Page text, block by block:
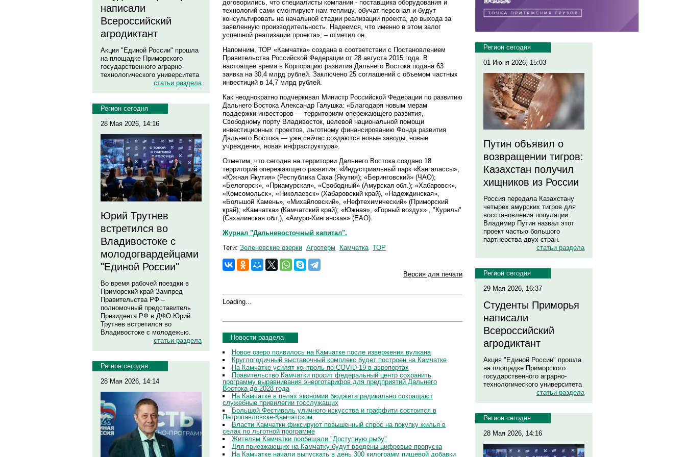
написали
Всероссийский
агродиктант
Акция "Единой России" прошла
на площадке Приморского
государственного аграрно-
технологического университета
статьи раздела
Регион сегодня
28 Мая 2026, 14:16
Юрий Трутнев
встретился во
Владивостоке с
молодогвардейцами
"Единой России"
Во время рабочей поездки в
Приморский край Зампред
Правительства РФ –
полномочный представитель
Президента РФ в ДФО Юрий
Трутнев встретился во
Владивостоке с молодежью.
статьи раздела
Регион сегодня
28 Мая 2026, 14:14
договорились, что специалисты компании - поставщика оборудования и
технологий сами смонтируют нам теплицу, обучат персонал и будут
консультировать на начальной стадии реализации проекта, до выхода за
заявленную производительность. Надеемся, что именно в этом залог
успешной реализации проекта», – отметил он.
Напомним, ТОР «Камчатка» создана в соответствии с Постановлением
Правительства Российской Федерации от 28 августа 2015 года. В
настоящее время в Корпорацию развития Дальнего Востока подана 63
заявка на 30,4 млрд рублей. Заключено 25 соглашений с объемом частных
инвестиций в 14,7 млрд рублей.
Как неоднократно подчеркивал Министр Российской Федерации по развитию
Дальнего Востока Александр Галушка: «Благодаря новым мерам
поддержки инвесторов — территориям опережающего развития,
Свободному порту Владивосток, целевой национальной помощи
инвестиционных проектов, льготному финансированию Фонда развития
Дальнего Востока — уже сейчас создаются новые заводы, новые
учреждения, новая инфраструктура».
Отметим, что сегодня на территории Дальнего Востока создано 18
территорий опережающего развития: «Индустриальный парк «Кангалассы»,
«Южная Якутия» (Республика Саха (Якутия); «Беринговский» (ЧАО);
«Белогорск», «Приамурская», «Свободный» (Амурская обл.); «Хабаровск»,
«Комсомольск», «Николаевск» (Хабаровский край), «Надеждинская»,
«Большой Камень», «Михайловский», «Нефтехимический» (Приморский
край); «Камчатка» (Камчатский край); «Южная», «Горный воздух» , "Курилы"
(Сахалинская обл.), «Амуро-Хинганская» (ЕАО).
Журнал "Дальневосточный капитал".
Теги: Зеленовские озерки Агротерм Камчатка ТОР
Версия для печати
Loading...
Новости раздела
Новое озеро появилось на Камчатке после извержения вулкана
Круглогодичный выставочный комплекс будет построен на Камчатке
На Камчатке усилят контроль по COVID-19 в аэропортах
Правительство Камчатки просит федеральный центр сохранить
программу выравнивания энерготарифов для предприятий Дальнего
Востока до 2028 года
На Камчатке в целях экономии бюджета радикально сокращают
служебные привилегии госслужащих
Большой Фестиваль уличного искусства и граффити состоится в
Петропавловске-Камчатском
Власти Камчатки фиксируют повышенный спрос на покупку жилья в
селах по льготной программе
Жителям Камчатки пообещали "Доступную рыбу"
Для приезжающих на Камчатку будут введены цифровые пропуска
На Камчатке начали выпускать в день 300 килограмм пищевой добавки
Регион сегодня
01 Июня 2026, 15:03
Путин объявил о
возвращении тигров:
Казахстан получил
хищников из России
Россия передала Казахстану
четырех амурских тигров для
восстановления популяции.
Владимир Путин назвал этот
проект частью большого
партнерства двух стран.
статьи раздела
Регион сегодня
29 Мая 2026, 16:37
Студенты Приморья
написали
Всероссийский
агродиктант
Акция "Единой России" прошла
на площадке Приморского
государственного аграрно-
технологического университета
статьи раздела
Регион сегодня
28 Мая 2026, 14:16